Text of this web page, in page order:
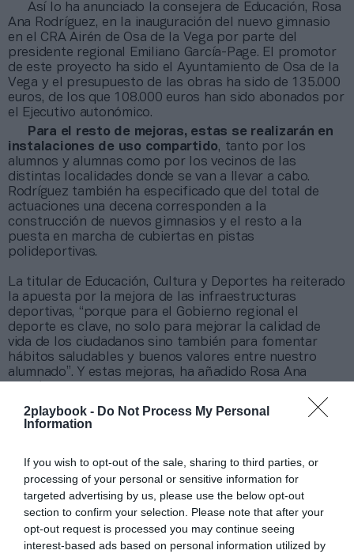
2playbook - Do Not Process My Personal
Information
If you wish to opt-out of the sale, sharing to third parties, or
processing of your personal or sensitive information for
targeted advertising by us, please use the below opt-out
section to confirm your selection. Please note that after your
opt-out request is processed you may continue seeing
interest-based ads based on personal information utilized by
Así lo ha anunciado la consejera de Educación, Rosa
Ana Rodríguez, en la inauguración del nuevo gimnasio
en el CRA Airén de Osa de la Vega por parte del
presidente regional Emiliano García-Page. El promotor
de este proyecto ha sido el Ayuntamiento de Osa de la
Vega y el presupuesto de las obras ha sido de 135.000
euros, de los que 108.000 euros han sido abonados por
el Ejecutivo autonómico.
Para el resto de mejoras, estas se realizarán en
instalaciones de uso compartido, tanto por los
alumnos y alumnas como por los vecinos de las
distintas localidades donde se van a llevar a cabo.
Rodríguez también ha especificado que del total de
actuaciones una decena corresponden a la
construcción de nuevos gimnasios y el resto a la
puesta en marcha de cubiertas en pistas
polideportivas.
La titular de Educación, Cultura y Deportes ha reiterado
la apuesta por la mejora de las infraestructuras
deportivas, “porque para el Gobierno regional el
deporte es clave, no solo para mejorar la calidad de
vida de los ciudadanos sino también para fomentar
hábitos saludables y buenos valores entre nuestro
alumnado”. Y estas mejoras, ha añadido Rosa Ana
sino también en pequeños municipios, como Osa de la
Vega.
Medidas contra la Despoblación “va a proteger y
blindar la enseñanza en el ámbito rural, así como otras
cuestiones para mantener los servicios en estas
zonas”, incidiendo en que los servicios públicos deben
estar al servicio de todos y garantizar la igualdad de
oportunidades.